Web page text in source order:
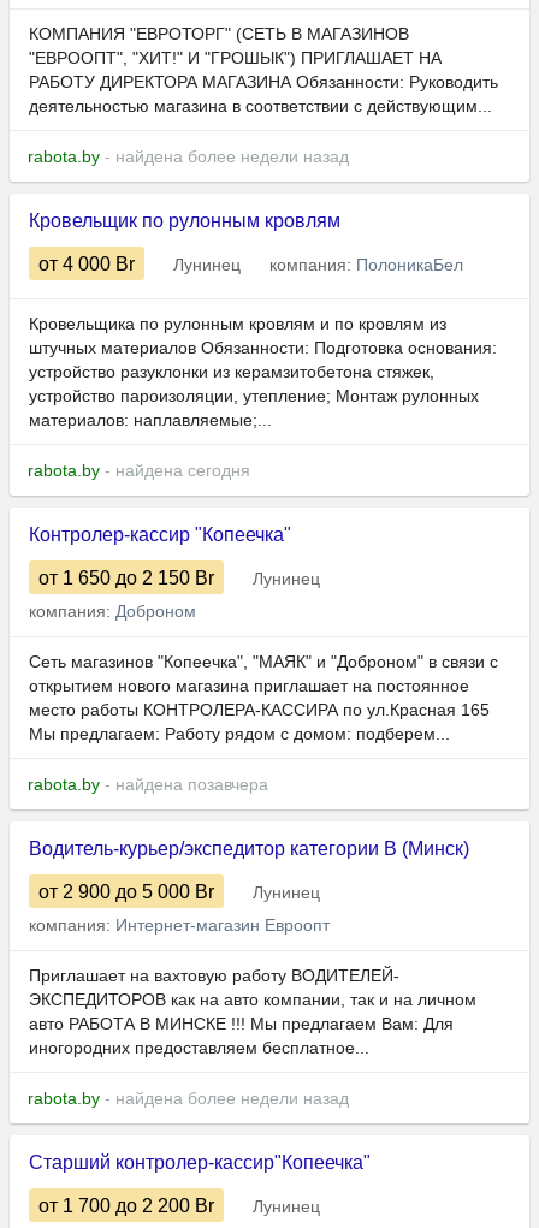
КОМПАНИЯ "ЕВРОТОРГ" (СЕТЬ В МАГАЗИНОВ
"ЕВРООПТ", "ХИТ!" И "ГРОШЫК") ПРИГЛАШАЕТ НА
РАБОТУ ДИРЕКТОРА МАГАЗИНА Обязанности: Руководить
деятельностью магазина в соответствии с действующим...
rabota.by - найдена более недели назад
Кровельщик по рулонным кровлям
от 4 000 Br Лунинец компания: ПолоникаБел
Кровельщика по рулонным кровлям и по кровлям из
штучных материалов Обязанности: Подготовка основания:
устройство разуклонки из керамзитобетона стяжек,
устройство пароизоляции, утепление; Монтаж рулонных
материалов: наплавляемые;...
rabota.by - найдена сегодня
Контролер-кассир "Копеечка"
от 1 650 до 2 150 Br
Лунинец
компания: Доброном
Сеть магазинов "Копеечка", "МАЯК" и "Доброном" в связи с
открытием нового магазина приглашает на постоянное
место работы КОНТРОЛЕРА-КАССИРА по ул.Красная 165
Мы предлагаем: Работу рядом с домом: подберем...
rabota.by - найдена позавчера
Водитель-курьер/экспедитор категории В (Минск)
от 2 900 до 5 000 Br
Лунинец
компания: Интернет-магазин Евроопт
Приглашает на вахтовую работу ВОДИТЕЛЕЙ-
ЭКСПЕДИТОРОВ как на авто компании, так и на личном
авто РАБОТА В МИНСКЕ !!! Мы предлагаем Вам: Для
иногородних предоставляем бесплатное...
rabota.by - найдена более недели назад
Старший контролер-кассир"Копеечка"
от 1 700 до 2 200 Br
Лунинец